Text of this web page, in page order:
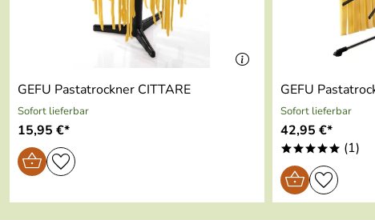
GEFU Pastatrockner CITTARE
Sofort lieferbar
15,95 €*
GEFU
Sofort lieferbar
42,95 €*
***** (1)